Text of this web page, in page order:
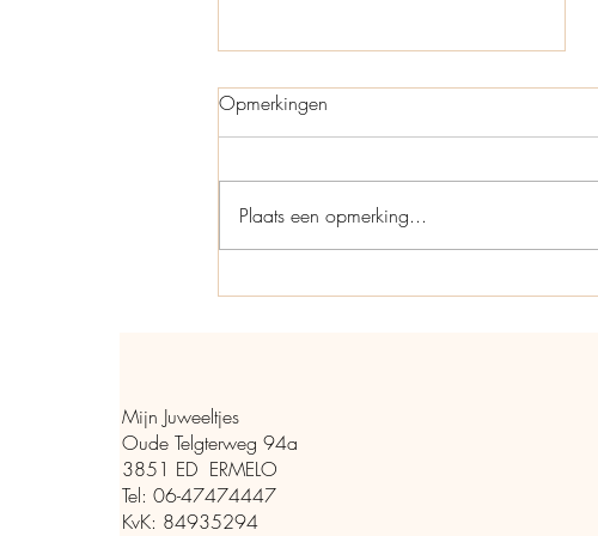
Opmerkingen
Plaats een opmerking...
Mijn Juweeltjes
Oude Telgterweg 94a
3851 ED ERMELO
Tel: 06-47474447
KvK: 84935294